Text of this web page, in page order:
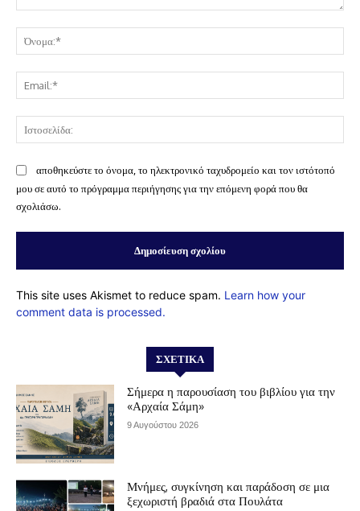
αποθηκεύστε το όνομα, το ηλεκτρονικό ταχυδρομείο και τον ιστότοπό
μου σε αυτό το πρόγραμμα περιήγησης για την επόμενη φορά που θα
σχολιάσω.
This site uses Akismet to reduce spam. Learn how your
comment data is processed.
ΣΧΕΤΙΚΆ
Σήμερα η παρουσίαση του βιβλίου για την
«Αρχαία Σάμη»
9 Αυγούστου 2026
Μνήμες, συγκίνηση και παράδοση σε μια
ξεχωριστή βραδιά στα Πουλάτα